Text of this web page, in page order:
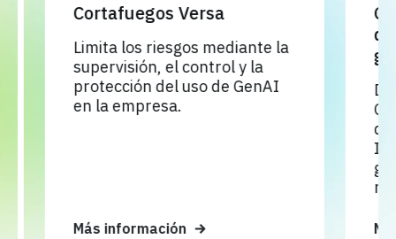
Cortafuegos Versa
Limita los riesgos mediante la
supervisión, el control y la
protección del uso de GenAI
en la empresa.
Más información
de
de la
IA
Más